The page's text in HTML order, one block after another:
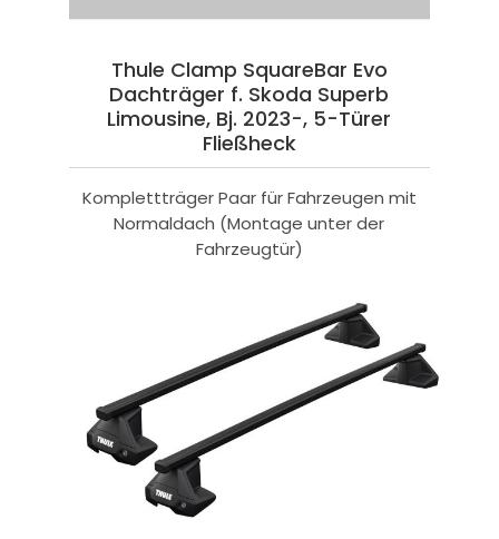
Thule Clamp SquareBar Evo
Dachträger f. Skoda Superb
Limousine, Bj. 2023-, 5-Türer
Fließheck
Komplettträger Paar für Fahrzeugen mit
Normaldach (Montage unter der
Fahrzeugtür)